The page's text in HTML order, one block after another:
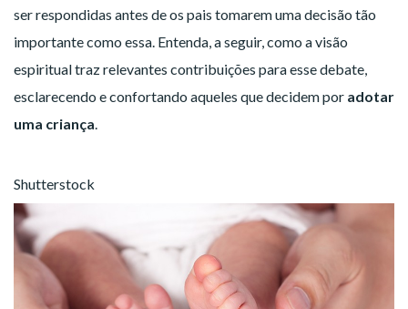
ser respondidas antes de os pais tomarem uma decisão tão
importante como essa. Entenda, a seguir, como a visão
espiritual traz relevantes contribuições para esse debate,
esclarecendo e confortando aqueles que decidem por adotar
uma criança.
Shutterstock